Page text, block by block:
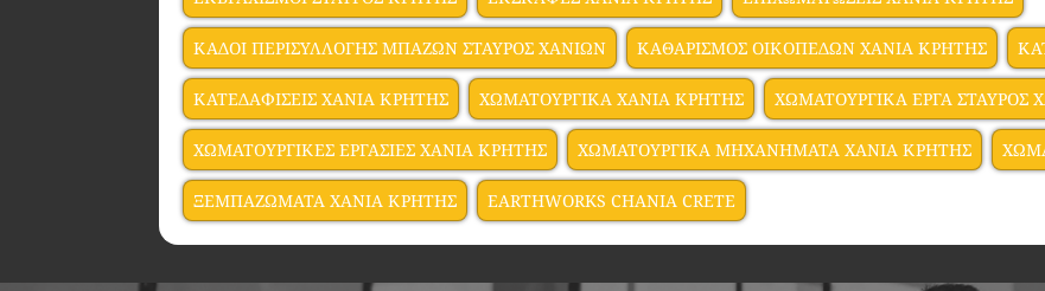
ΚΑΔΟΙ ΠΕΡΙΣΥΛΛΟΓΗΣ ΜΠΑΖΩΝ ΣΤΑΥΡΟΣ ΧΑΝΙΩΝ ΚΑΘΑΡΙΣΜΟΣ ΟΙΚΟΠΕΔΩΝ ΧΑΝΙΑ ΚΡΗΤΗΣ
ΚΑΤΕΔΑΦΙΣΕΙΣ ΧΑΝΙΑ ΚΡΗΤΗΣ ΧΩΜΑΤΟΥΡΓΙΚΑ ΧΑΝΙΑ ΚΡΗΤΗΣ ΧΩΜΑΤΟΥΡΓΙΚΑ ΕΡΓΑ ΣΤΑΥΡΟΣ
ΧΩΜΑΤΟΥΡΓΙΚΕΣ ΕΡΓΑΣΙΕΣ ΧΑΝΙΑ ΚΡΗΤΗΣ ΧΩΜΑΤΟΥΡΓΙΚΑ ΜΗΧΑΝΗΜΑΤΑ ΧΑΝΙΑ ΚΡΗΤΗΣ
ΞΕΜΠΑΖΩΜΑΤΑ ΧΑΝΙΑ ΚΡΗΤΗΣ EARTHWORKS CHANIA CRETE